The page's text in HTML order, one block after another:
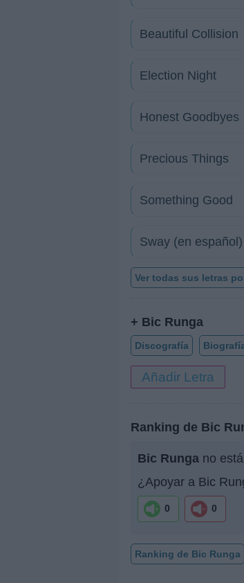
Beautiful Collision
Election Night
Honest Goodbyes
Precious Things
Something Good
Sway (en español)
Ver todas sus letras
+ Bic Runga
Discografía
Añadir Letra
Ranking de Bic
Bic Runga no
¿Apoyar a Bic
0 0
Ranking de Bic Runga